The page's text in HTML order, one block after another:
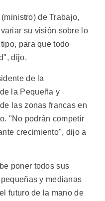
de Trabajo,
su visión sobre lo
para que todo
dijo.
de la
la Pequeña y
las zonas francas en
"No podrán competir
crecimiento", dijo a
poner todos sus
y medianas
futuro de la mano de